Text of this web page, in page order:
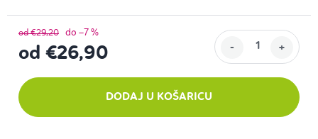
od €29,20 do –7 %
od €26,90
DODAJ U KOŠARICU